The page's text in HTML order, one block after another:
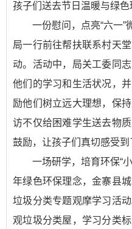
孩子们送去节日温暖与绿色
一份慰问，点亮“六一
局一行前往帮扶联系村天
动。活动中，局关工委同
他们的学习和生活状况，
励他们树立远大理想，保
访不仅给困难学生送去物
鼓励，让孩子们真切感受到
一场研学，培育环保“
年绿色环保理念，金寨县
垃圾分类专题观摩学习活
观垃圾分类屋，学习分类